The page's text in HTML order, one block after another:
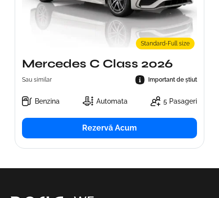
Standard-Full size
Mercedes C Class 2026
Sau similar Important de știut
Benzina Automata 5 Pasageri
Rezervă Acum